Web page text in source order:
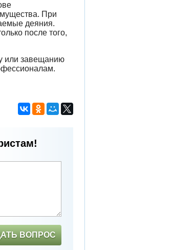
При
деяния.
после того,
или завещанию
ВОПРОС